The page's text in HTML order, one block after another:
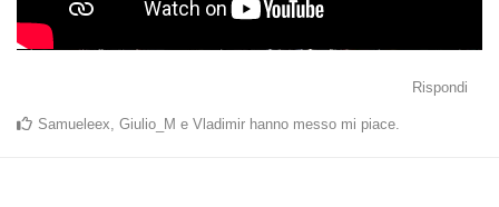
Rispondi
Samueleex Giulio_M e Vladimir hanno messo mi piace